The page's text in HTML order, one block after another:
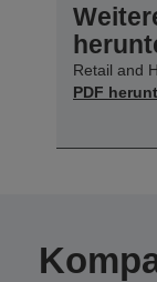
Retail and
PDF